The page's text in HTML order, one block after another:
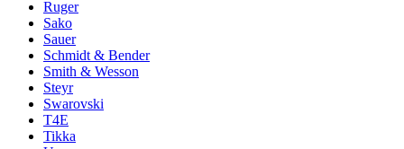
Ruger
Sako
Sauer
Schmidt & Bender
Smith & Wesson
Steyr
Swarovski
T4E
Tikka